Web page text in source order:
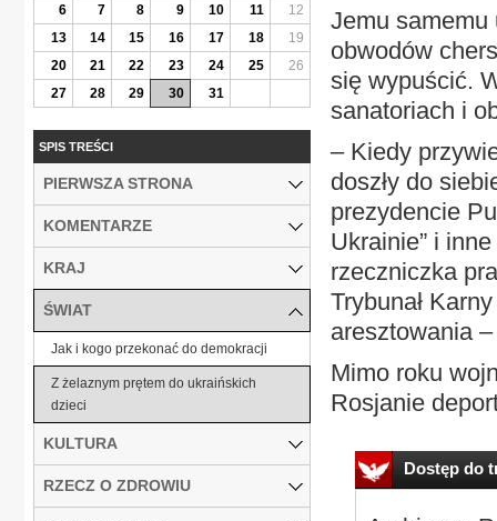
Jemu samemu
obwodów
się wypuścić.
sanatoriach i
– Kiedy
doszły do
prezydencie
Ukrainie” i
rzeczniczka
Trybunał
aresztowania
Mimo roku
Rosjanie
Dostęp do
6
7 8 9 10 11
12
13
14 15 16 17 18
19
20
21 22 23 24 25
26
27
28 29 30 31
SPIS TREŚCI
PIERWSZA STRONA
KOMENTARZE
KRAJ
ŚWIAT
Jak i kogo przekonać do demokracji
Z żelaznym prętem do ukraińskich
dzieci
KULTURA
RZECZ O ZDROWIU